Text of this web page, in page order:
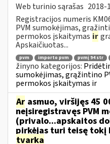
Web turinio sąrašas 2018-
Registracijos numeris
PVM sumokėjimas,
permokos įskaitymas ir
Apskaičiuotas...
pvm importo pvm pvmį 94 str
žinyno kategorijos:
sumokėjimas, grąžintino
permokos įskaitymas ir
Ar asmuo, viršijęs 45
neįsiregistravęs PVM
(privalo...apskaitos
pirkėjas turi teisę tokį
tvarka